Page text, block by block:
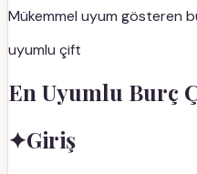
Mükemmel uyum gösteren
uyumlu çift
En Uyumlu Burç
✦Giriş